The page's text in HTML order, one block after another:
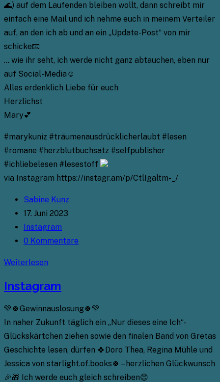
🌊) auf dem Laufenden bleiben wollt, dann schreibt mir
einfach eine Mail und ich nehme euch in meinem Verteiler
auf, an den ich ab und an ein „Update-Post“ von mir
schicke📧
… wie ihr seht, ich werde nicht ganz abtauchen, eben nur
auf Social-Media☺️
Alles erdenklich Liebe für euch
Herzlichst
Mary💕
#marykuniz #träumenausdrücklicherlaubt #lesen
#romane #herzblutbuchsatz #selfpublisher
#ichliebelesen #lesestoff
via Instagram https://instagr.am/p/CtlIgaltm-_/
Beitrags-
Autor:
Sabine Kunz
Beitrag
veröffentlicht:
17. Juni 2023
Beitrags-
Kategorie:
Instagram
Beitrags-
0 Kommentare
Weiterlesen
Instagram
💚🍀Gewinnauslosung🍀💚
In naher Zukunft täglich ein „Nur dieses eine Ich“-
Glückskärtchen ziehen sowie den finalen Band von Gretas
Geschichte lesen, dürfen 🍀Doro Thea, Regina Mühle und
Jessica von starlight.of.books🍀 – herzlichen Glückwunsch
🎉🎁 Ich werde euch gleich schreiben😊